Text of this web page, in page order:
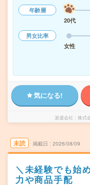
年齢層
20代
男女比率
女性
気になる!
派遣会社 株式
未読 掲載日 2026/08/09
＼未経験でも始
力や商品手配